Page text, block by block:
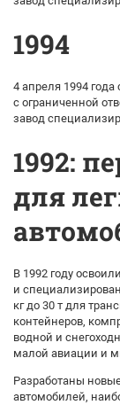
1994
4 апреля 1994
с ограниченной
завод
1992:
для
В 1992 году
и
кг до 30 т для
контейнеров,
водной и
малой авиации и
Разработаны
автомобилей,